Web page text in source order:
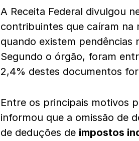
A Receita Federal divulgou
contribuintes que caíram na
quando existem pendências
Segundo o órgão, foram
2,4% destes documentos
Entre os principais motivos
informou que a omissão de
de deduções de impostos